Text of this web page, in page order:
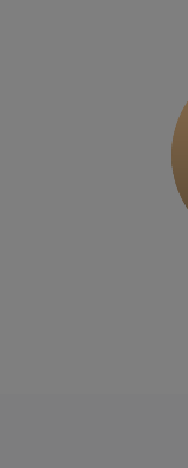
62-052
36
ul. Łódzka 27
95-050